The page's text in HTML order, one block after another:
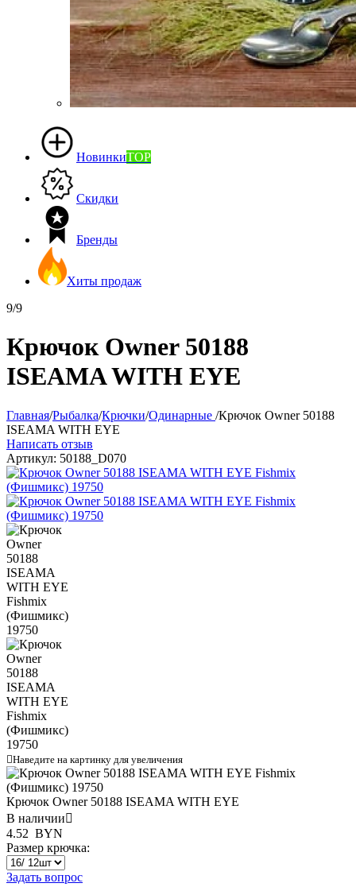
НовинкиTOP
Скидки
Бренды
Хиты продаж
9/9
Крючок Owner 50188
ISEAMA WITH EYE
Главная/Рыбалка/Крючки/Одинарные /Крючок Owner 50188
ISEAMA WITH EYE
Написать отзыв
Артикул: 50188_D070
Наведите на картинку для увеличения
Крючок Owner 50188 ISEAMA WITH EYE
В наличии
4.52 BYN
Размер крючка:
Задать вопрос